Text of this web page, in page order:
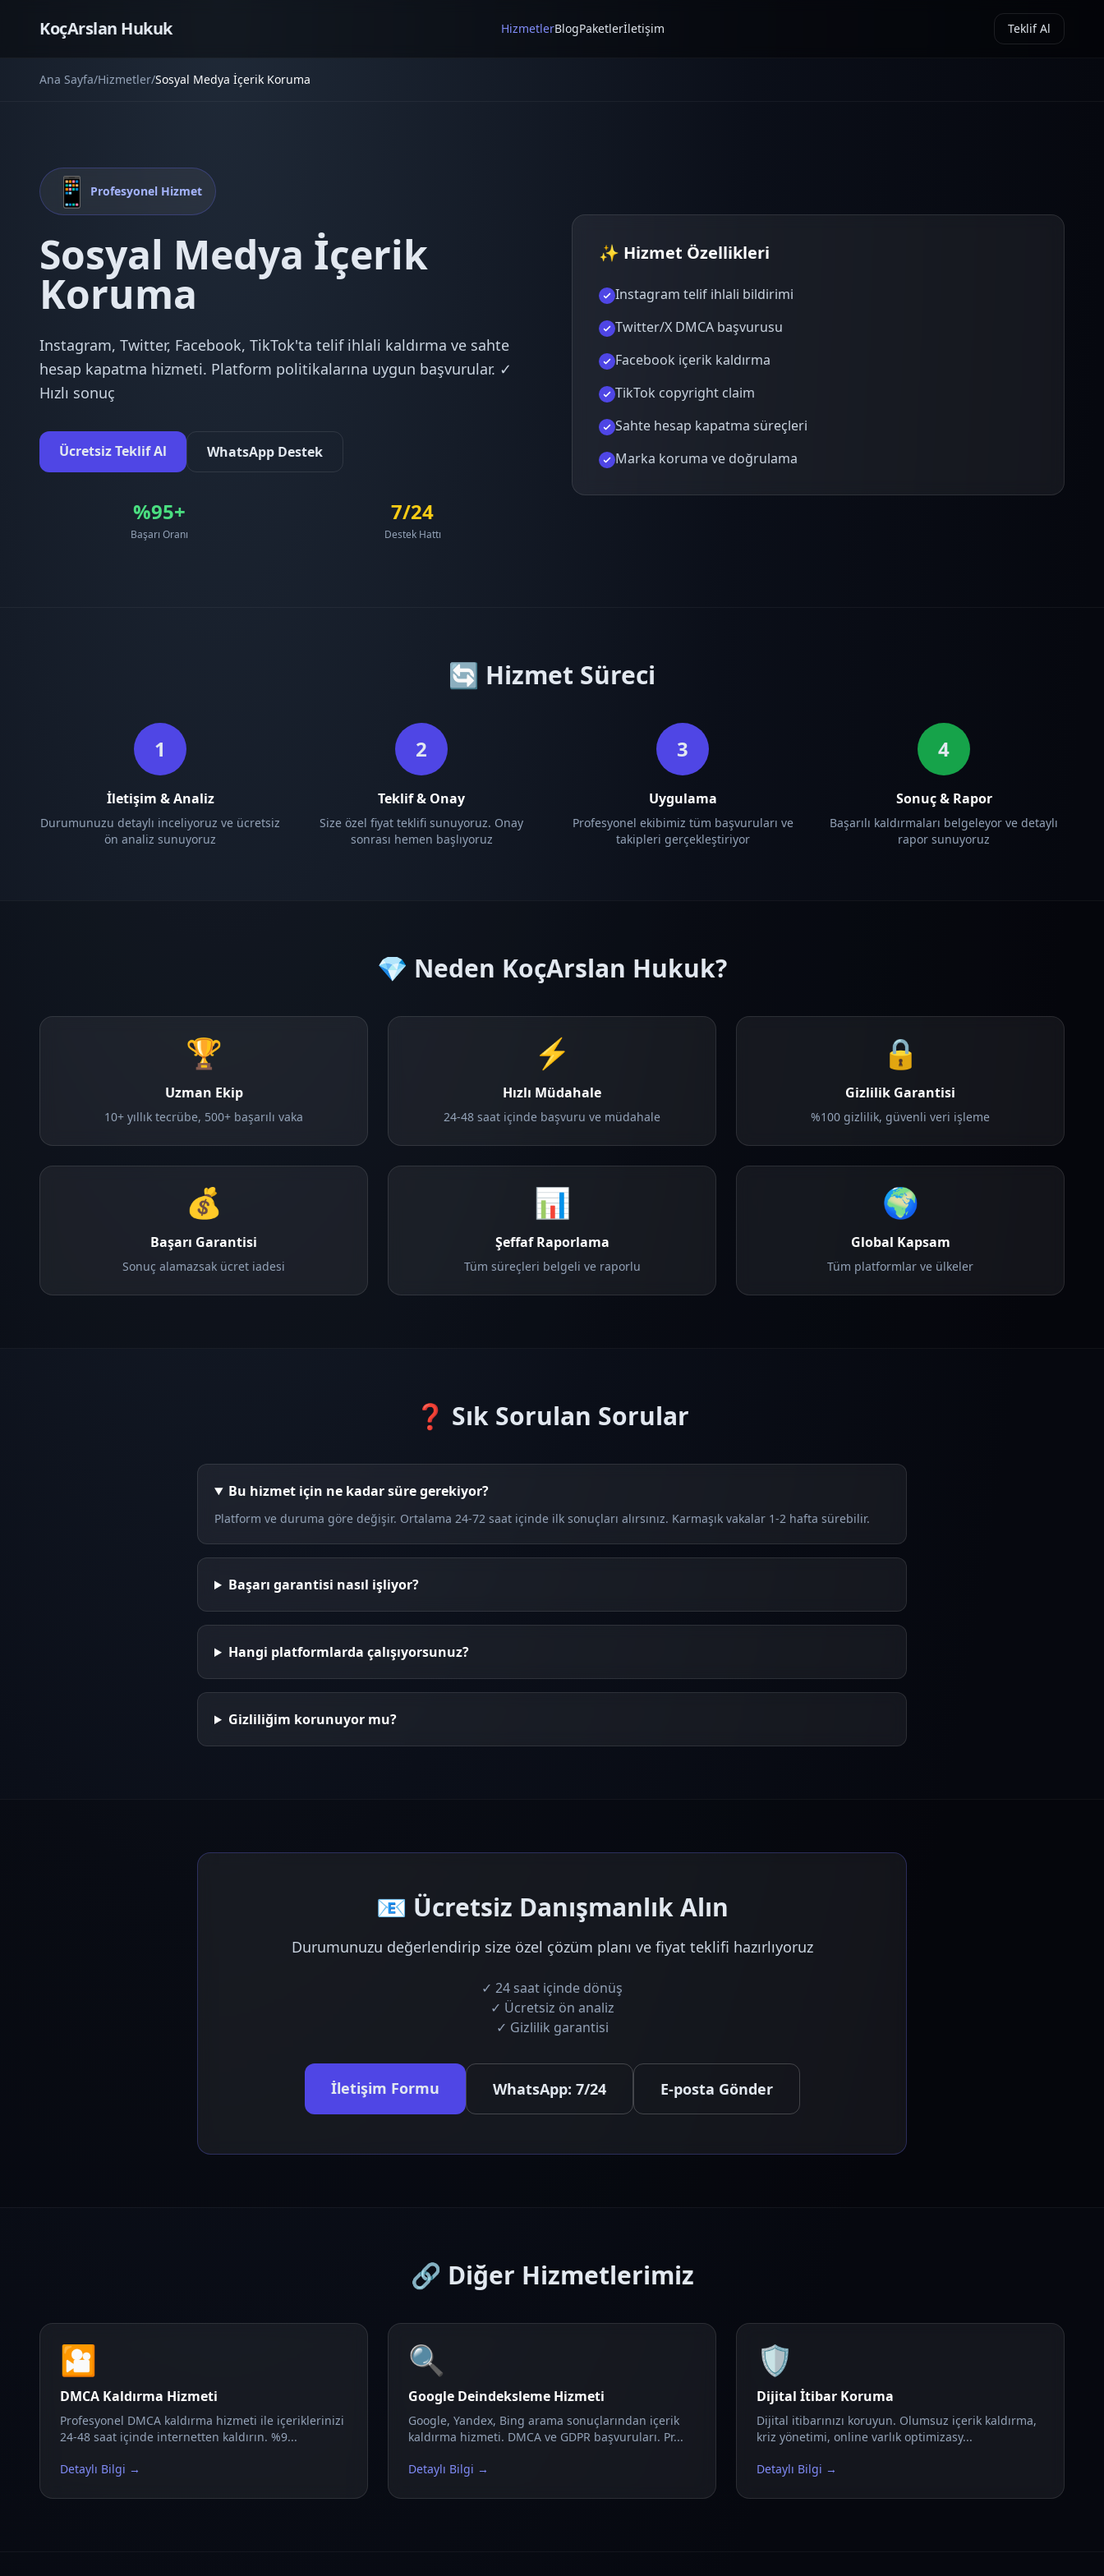
KoçArslan Hukuk HizmetlerBlogPaketlerİletişim Teklif Al
Ana Sayfa/Hizmetler/Sosyal Medya İçerik Koruma
📱 Profesyonel Hizmet
Sosyal Medya İçerik
Koruma
Instagram, Twitter, Facebook, TikTok'ta telif ihlali kaldırma ve sahte
hesap kapatma hizmeti. Platform politikalarına uygun başvurular. ✓
Hızlı sonuç
Ücretsiz Teklif Al WhatsApp Destek
%95+
Başarı Oranı
7/24
Destek Hattı
✨ Hizmet Özellikleri
Instagram telif ihlali bildirimi
Twitter/X DMCA başvurusu
Facebook içerik kaldırma
TikTok copyright claim
Sahte hesap kapatma süreçleri
Marka koruma ve doğrulama
🔄 Hizmet Süreci
1
İletişim & Analiz
Durumunuzu detaylı inceliyoruz ve ücretsiz
ön analiz sunuyoruz
2
Teklif & Onay
Size özel fiyat teklifi sunuyoruz. Onay
sonrası hemen başlıyoruz
3
Uygulama
Profesyonel ekibimiz tüm başvuruları ve
takipleri gerçekleştiriyor
4
Sonuç & Rapor
Başarılı kaldırmaları belgeleyor ve detaylı
rapor sunuyoruz
💎 Neden KoçArslan Hukuk?
🏆
Uzman Ekip
10+ yıllık tecrübe, 500+ başarılı vaka
⚡
Hızlı Müdahale
24-48 saat içinde başvuru ve müdahale
🔒
Gizlilik Garantisi
%100 gizlilik, güvenli veri işleme
💰
Başarı Garantisi
Sonuç alamazsak ücret iadesi
📊
Şeffaf Raporlama
Tüm süreçleri belgeli ve raporlu
🌍
Global Kapsam
Tüm platformlar ve ülkeler
❓ Sık Sorulan Sorular
Bu hizmet için ne kadar süre gerekiyor?
Platform ve duruma göre değişir. Ortalama 24-72 saat içinde ilk sonuçları alırsınız. Karmaşık vakalar 1-2 hafta sürebilir.
Başarı garantisi nasıl işliyor?
Hangi platformlarda çalışıyorsunuz?
Gizliliğim korunuyor mu?
📧 Ücretsiz Danışmanlık Alın
Durumunuzu değerlendirip size özel çözüm planı ve fiyat teklifi hazırlıyoruz
✓ 24 saat içinde dönüş
✓ Ücretsiz ön analiz
✓ Gizlilik garantisi
İletişim Formu WhatsApp: 7/24 E-posta Gönder
🔗 Diğer Hizmetlerimiz
🎦
DMCA Kaldırma Hizmeti
Profesyonel DMCA kaldırma hizmeti ile içeriklerinizi
24-48 saat içinde internetten kaldırın. %9...
Detaylı Bilgi →
🔍
Google Deindeksleme Hizmeti
Google, Yandex, Bing arama sonuçlarından içerik
kaldırma hizmeti. DMCA ve GDPR başvuruları. Pr...
Detaylı Bilgi →
🛡️
Dijital İtibar Koruma
Dijital itibarınızı koruyun. Olumsuz içerik kaldırma,
kriz yönetimi, online varlık optimizasy...
Detaylı Bilgi →